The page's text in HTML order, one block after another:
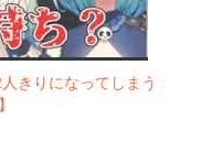
きりになってしまう